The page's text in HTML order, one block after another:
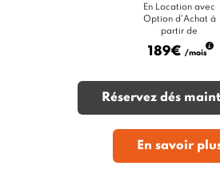
En Location avec
Option d'Achat à
partir de
189€ /mois
Réservez dés
En savoir